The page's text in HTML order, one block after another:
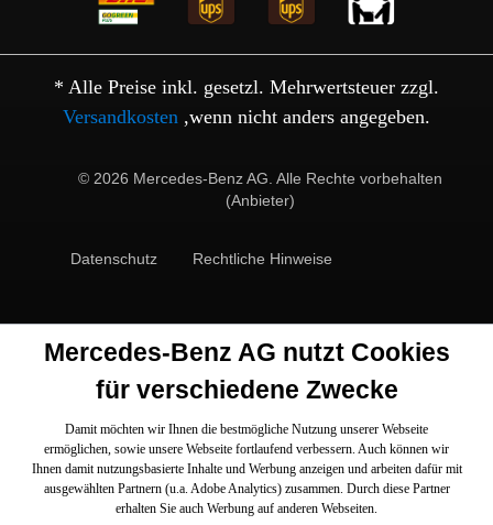
* Alle Preise inkl. gesetzl. Mehrwertsteuer zzgl.
Versandkosten ,wenn nicht anders angegeben.
© 2026 Mercedes-Benz AG. Alle Rechte vorbehalten
(Anbieter)
Datenschutz Rechtliche Hinweise
Mercedes-Benz AG nutzt Cookies
für verschiedene Zwecke
Damit möchten wir Ihnen die bestmögliche Nutzung unserer Webseite
ermöglichen, sowie unsere Webseite fortlaufend verbessern. Auch können wir
Ihnen damit nutzungsbasierte Inhalte und Werbung anzeigen und arbeiten dafür mit
ausgewählten Partnern (u.a. Adobe Analytics) zusammen. Durch diese Partner
erhalten Sie auch Werbung auf anderen Webseiten.